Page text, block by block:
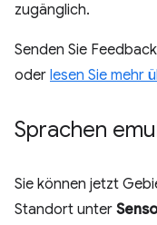
zugänglich.
Senden Sie
oder lesen Sie mehr
Sprachen
Sie können jetzt
Standort unter